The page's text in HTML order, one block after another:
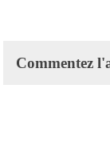
Commentez